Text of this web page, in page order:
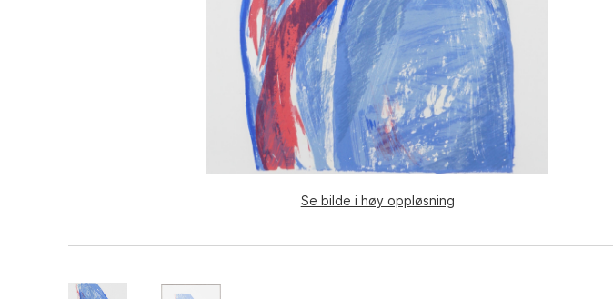
Se bilde i høy oppløsning